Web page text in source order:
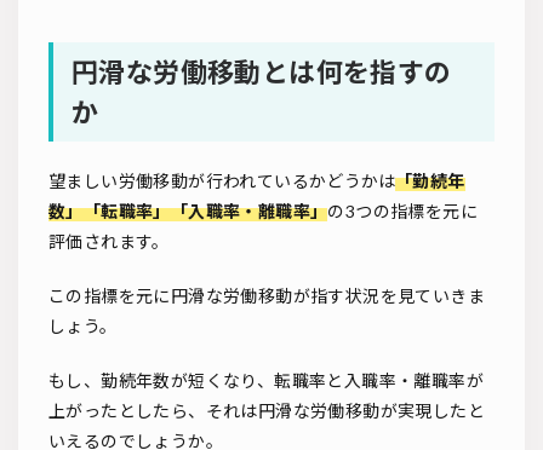
円滑な労働移動とは何を指すの
か
望ましい労働移動が行われているかどうかは「勤続年
数」「転職率」「入職率・離職率」の3つの指標を元に
評価されます。
この指標を元に円滑な労働移動が指す状況を見ていきま
しょう。
もし、勤続年数が短くなり、転職率と入職率・離職率が
上がったとしたら、それは円滑な労働移動が実現したと
いえるのでしょうか。